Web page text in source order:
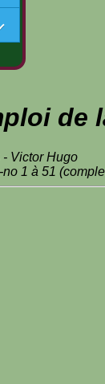
de
- Victor Hugo
no 1 à 51